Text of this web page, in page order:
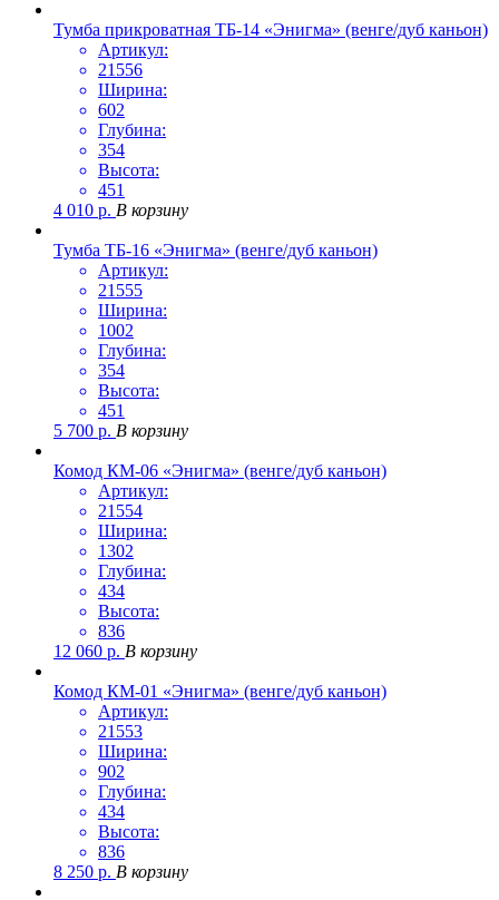
Тумба прикроватная ТБ-14 «Энигма» (венге/дуб каньон)
Артикул:
21556
Ширина:
602
Глубина:
354
Высота:
451
4 010 р. В корзину
Тумба ТБ-16 «Энигма» (венге/дуб каньон)
Артикул:
21555
Ширина:
1002
Глубина:
354
Высота:
451
5 700 р. В корзину
Комод КМ-06 «Энигма» (венге/дуб каньон)
Артикул:
21554
Ширина:
1302
Глубина:
434
Высота:
836
12 060 р. В корзину
Комод КМ-01 «Энигма» (венге/дуб каньон)
Артикул:
21553
Ширина:
902
Глубина:
434
Высота:
836
8 250 р. В корзину